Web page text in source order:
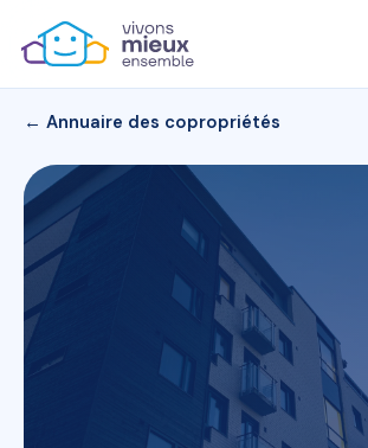
← Annuaire des copropriétés